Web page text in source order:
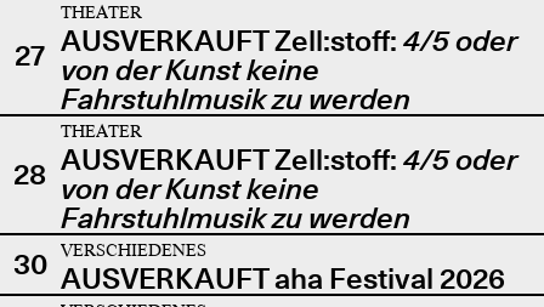
27
THEATER
AUSVERKAUFT Zell:stoff: 4/5 oder
von der Kunst keine
Fahrstuhlmusik zu werden
28
THEATER
AUSVERKAUFT Zell:stoff: 4/5 oder
von der Kunst keine
Fahrstuhlmusik zu werden
30
VERSCHIEDENES
AUSVERKAUFT aha Festival 2026